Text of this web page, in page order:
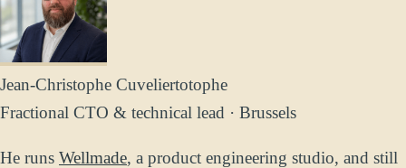
Jean-Christophe Cuveliertotophe
Fractional CTO & technical lead · Brussels
He runs Wellmade, a product engineering studio, and still